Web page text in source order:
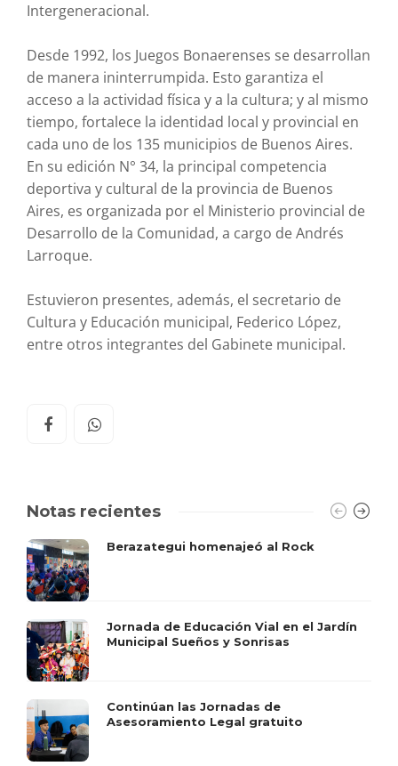
Intergeneracional.
Desde 1992, los Juegos Bonaerenses se desarrollan
de manera ininterrumpida. Esto garantiza el
acceso a la actividad física y a la cultura; y al mismo
tiempo, fortalece la identidad local y provincial en
cada uno de los 135 municipios de Buenos Aires.
En su edición N° 34, la principal competencia
deportiva y cultural de la provincia de Buenos
Aires, es organizada por el Ministerio provincial de
Desarrollo de la Comunidad, a cargo de Andrés
Larroque.
Estuvieron presentes, además, el secretario de
Cultura y Educación municipal, Federico López,
entre otros integrantes del Gabinete municipal.
Notas recientes
Berazategui homenajeó al Rock
Jornada de Educación Vial en el Jardín
Municipal Sueños y Sonrisas
Continúan las Jornadas de
Asesoramiento Legal gratuito